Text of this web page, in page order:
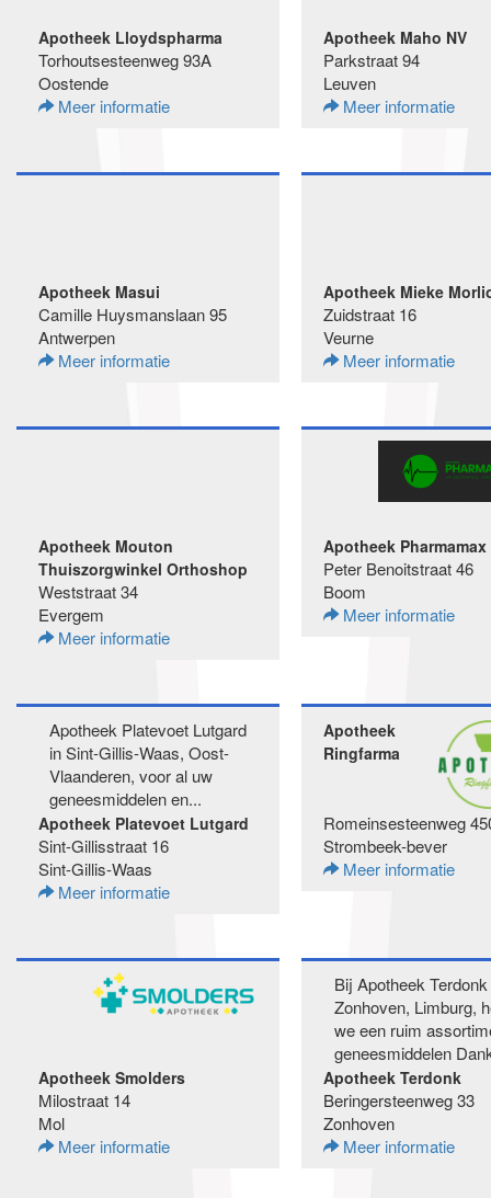
Apotheek Lloydspharma
Torhoutsesteenweg 93A
Oostende
Meer informatie
Apotheek Maho NV
Parkstraat 94
Leuven
Meer informatie
Apotheek Masui
Camille Huysmanslaan 95
Antwerpen
Meer informatie
Apotheek Mieke
Zuidstraat 16
Veurne
Meer informatie
Apotheek Mouton
Thuiszorgwinkel Orthoshop
Weststraat 34
Evergem
Meer informatie
Apotheek Pharmamax
Peter Benoitstraat 46
Boom
Meer informatie
Apotheek Platevoet Lutgard
in Sint-Gillis-Waas, Oost-
Vlaanderen, voor al uw
geneesmiddelen en...
Apotheek Platevoet Lutgard
Sint-Gillisstraat 16
Sint-Gillis-Waas
Meer informatie
Apotheek
Ringfarma
Romeinsesteenweg
Strombeek-bever
Meer informatie
Apotheek Smolders
Milostraat 14
Mol
Meer informatie
Bij Apotheek
Zonhoven, Limburg,
we een ruim
geneesmiddelen
Apotheek Terdonk
Beringersteenweg 33
Zonhoven
Meer informatie